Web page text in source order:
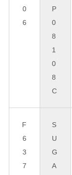
0
6
P
0
8
1
0
8
C
F
6
3
7
S
U
G
A